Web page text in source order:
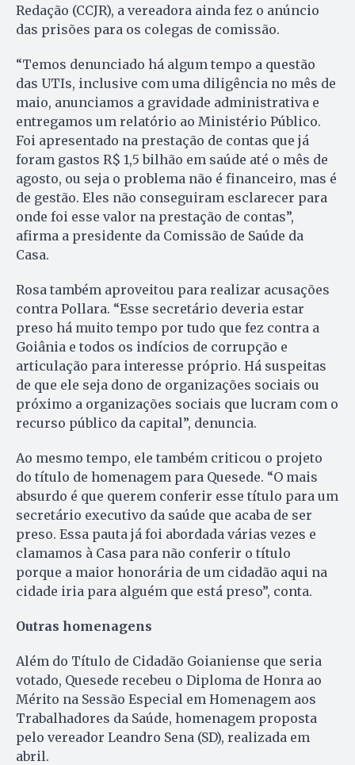
Redação (CCJR), a vereadora ainda fez o anúncio
das prisões para os colegas de comissão.
“Temos denunciado há algum tempo a questão
das UTIs, inclusive com uma diligência no mês de
maio, anunciamos a gravidade administrativa e
entregamos um relatório ao Ministério Público.
Foi apresentado na prestação de contas que já
foram gastos R$ 1,5 bilhão em saúde até o mês de
agosto, ou seja o problema não é financeiro, mas é
de gestão. Eles não conseguiram esclarecer para
onde foi esse valor na prestação de contas”,
afirma a presidente da Comissão de Saúde da
Casa.
Rosa também aproveitou para realizar acusações
contra Pollara. “Esse secretário deveria estar
preso há muito tempo por tudo que fez contra a
Goiânia e todos os indícios de corrupção e
articulação para interesse próprio. Há suspeitas
de que ele seja dono de organizações sociais ou
próximo a organizações sociais que lucram com o
recurso público da capital”, denuncia.
Ao mesmo tempo, ele também criticou o projeto
do título de homenagem para Quesede. “O mais
absurdo é que querem conferir esse título para um
secretário executivo da saúde que acaba de ser
preso. Essa pauta já foi abordada várias vezes e
clamamos à Casa para não conferir o título
porque a maior honorária de um cidadão aqui na
cidade iria para alguém que está preso”, conta.
Outras homenagens
Além do Título de Cidadão Goianiense que seria
votado, Quesede recebeu o Diploma de Honra ao
Mérito na Sessão Especial em Homenagem aos
Trabalhadores da Saúde, homenagem proposta
pelo vereador Leandro Sena (SD), realizada em
abril.